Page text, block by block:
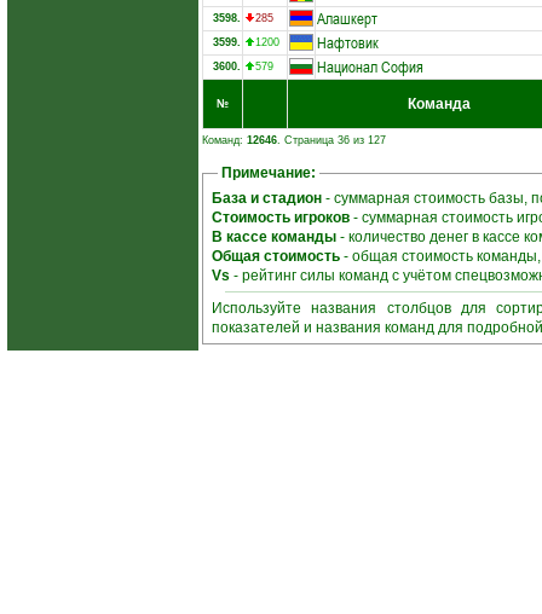
3598. 285 Алашкерт
3599. 1200 Нафтовик
3600. 579 Национал София
№ Команда
Команд: 12646. Страница 36 из 127
Примечание:
База и стадион - суммарная стоимость базы,
Стоимость игроков - суммарная стоимость
В кассе команды - количество денег в кассе
Общая стоимость - общая стоимость
Vs - рейтинг силы команд с учётом
Используйте названия столбцов для
показателей и названия команд для